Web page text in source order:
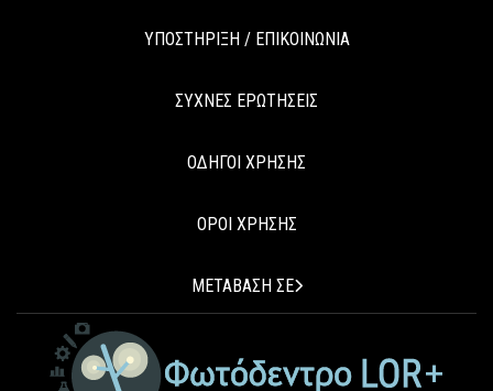
ΥΠΟΣΤΗΡΙΞΗ / ΕΠΙΚΟΙΝΩΝΙΑ
ΣΥΧΝΕΣ ΕΡΩΤΗΣΕΙΣ
ΟΔΗΓΟΙ ΧΡΗΣΗΣ
ΟΡΟΙ ΧΡΗΣΗΣ
ΜΕΤΑΒΑΣΗ ΣΕ